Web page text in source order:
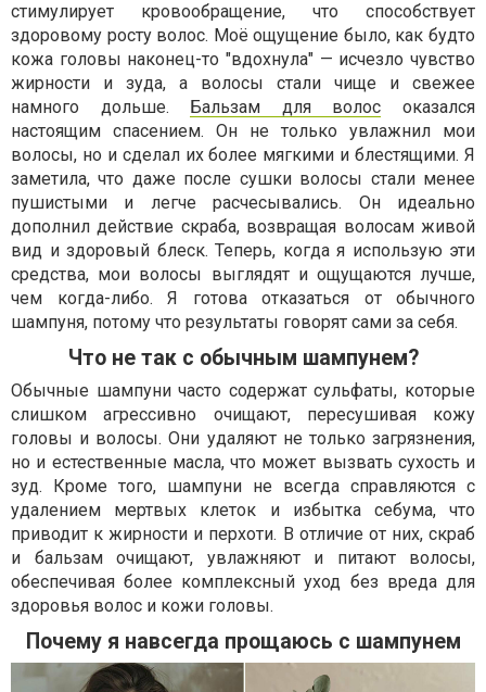
стимулирует кровообращение, что способствует
здоровому росту волос. Моё ощущение было, как будто
кожа головы наконец-то "вдохнула" — исчезло чувство
жирности и зуда, а волосы стали чище и свежее
намного дольше. Бальзам для волос оказался
настоящим спасением. Он не только увлажнил мои
волосы, но и сделал их более мягкими и блестящими. Я
заметила, что даже после сушки волосы стали менее
пушистыми и легче расчесывались. Он идеально
дополнил действие скраба, возвращая волосам живой
вид и здоровый блеск. Теперь, когда я использую эти
средства, мои волосы выглядят и ощущаются лучше,
чем когда-либо. Я готова отказаться от обычного
шампуня, потому что результаты говорят сами за себя.
Что не так с обычным шампунем?
Обычные шампуни часто содержат сульфаты, которые
слишком агрессивно очищают, пересушивая кожу
головы и волосы. Они удаляют не только загрязнения,
но и естественные масла, что может вызвать сухость и
зуд. Кроме того, шампуни не всегда справляются с
удалением мертвых клеток и избытка себума, что
приводит к жирности и перхоти. В отличие от них, скраб
и бальзам очищают, увлажняют и питают волосы,
обеспечивая более комплексный уход без вреда для
здоровья волос и кожи головы.
Почему я навсегда прощаюсь с шампунем